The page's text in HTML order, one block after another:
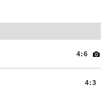
4:6
4:3